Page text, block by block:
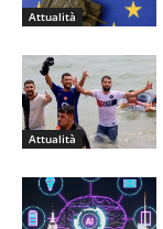
Attualità
Attualità